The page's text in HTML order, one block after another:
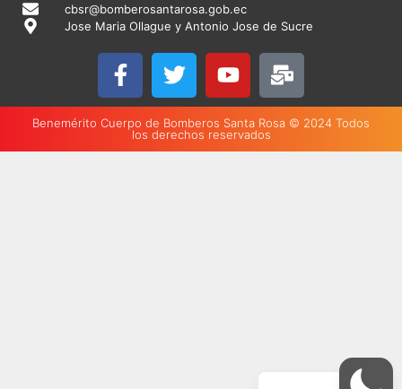
cbsr@bomberosantarosa.gob.ec
Jose Maria Ollague y Antonio Jose de Sucre
Benemérito Cuerpo de Bomberos Santa Rosa © 2024 Todos
los derechos reservados